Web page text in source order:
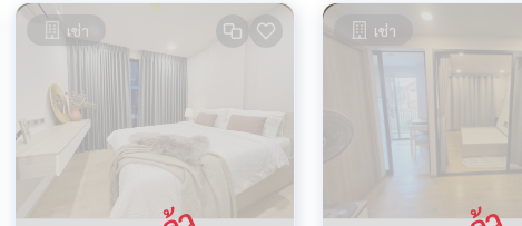
เช่า เช่า